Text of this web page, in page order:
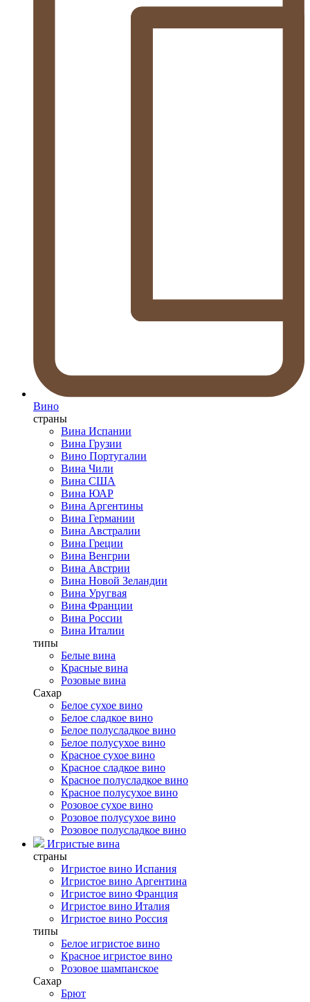
Вино
страны
Вина Испании
Вина Грузии
Вино Португалии
Вина Чили
Вина США
Вина ЮАР
Вина Аргентины
Вина Германии
Вина Австралии
Вина Греции
Вина Венгрии
Вина Австрии
Вина Новой Зеландии
Вина Уругвая
Вина Франции
Вина России
Вина Италии
типы
Белые вина
Красные вина
Розовые вина
Сахар
Белое сухое вино
Белое сладкое вино
Белое полусладкое вино
Белое полусухое вино
Красное сухое вино
Красное сладкое вино
Красное полусладкое вино
Красное полусухое вино
Розовое сухое вино
Розовое полусухое вино
Розовое полусладкое вино
Игристые вина
страны
Игристое вино Испания
Игристое вино Аргентина
Игристое вино Франция
Игристое вино Италия
Игристое вино Россия
типы
Белое игристое вино
Красное игристое вино
Розовое шампанское
Сахар
Брют